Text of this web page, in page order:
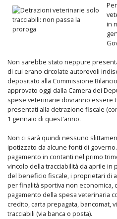
in
Non sarebbe stato neppure
di cui erano circolate autorevoli
depositato alla Commissione
approvato oggi dalla Camera dei
spese veterinarie dovranno essere
presentati alla detrazione fiscale
1 gennaio di quest'anno.
Non ci sarà quindi nessuno
ipotizzato da alcune fonti di
pagamento in contanti nel primo
vincolo della tracciabilità da aprile in
del beneficio fiscale, i proprietari di
per finalità sportiva non economica,
pagamento della spesa veterinaria
credito, carta prepagata, bancomat,
tracciabili (via banca o posta).